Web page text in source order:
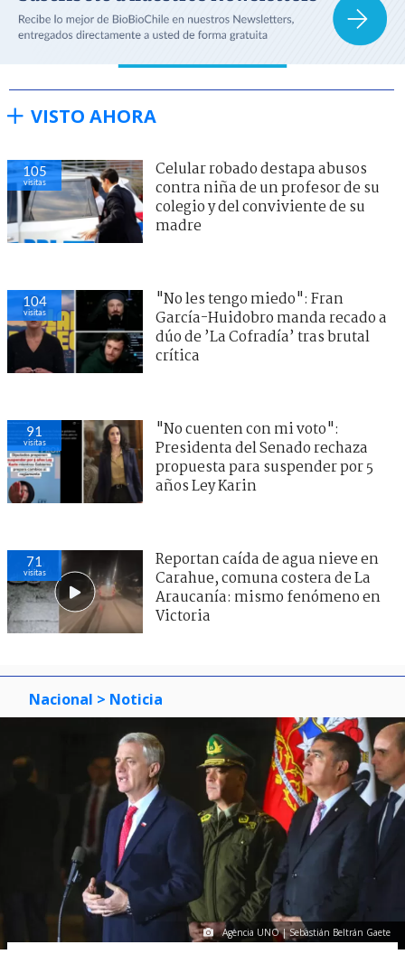
VISTO AHORA
105
visitas
Celular robado destapa abusos
contra niña de un profesor de su
colegio y del conviviente de su
madre
104
visitas
"No les tengo miedo": Fran
García-Huidobro manda recado a
dúo de ’La Cofradía’ tras brutal
crítica
91
visitas
"No cuenten con mi voto":
Presidenta del Senado rechaza
propuesta para suspender por 5
años Ley Karin
71
visitas
Reportan caída de agua nieve en
Carahue, comuna costera de La
Araucanía: mismo fenómeno en
Victoria
Nacional > Noticia
Agencia UNO | Sebastián Beltrán Gaete